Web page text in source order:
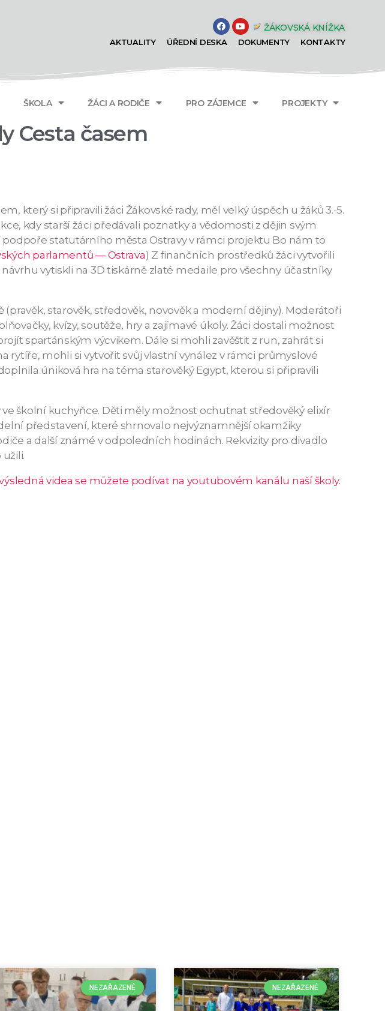
ŽÁKOVSKÁ KNÍŽKA
AKTUALITY ÚŘEDNÍ DESKA DOKUMENTY KONTAKTY
ŠKOLA ŽÁCI A RODIČE PRO ZÁJEMCE PROJEKTY
Cesta časem
který si připravili žáci Žákovské rady, měl velký úspěch u žáků 3.-5.
kdy starší žáci předávali poznatky a vědomosti z dějin svým
statutárního města Ostravy v rámci projektu Bo nám to
parlamentů — Ostrava) Z finančních prostředků žáci vytvořili
vytiskli na 3D tiskárně zlaté medaile pro všechny účastníky
starověk, středověk, novověk a moderní dějiny). Moderátoři
kvízy, soutěže, hry a zajímavé úkoly. Žáci dostali možnost
spartánským výcvikem. Dále si mohli zavěštit z run, zahrát si
rytíře, mohli si vytvořit svůj vlastní vynález v rámci průmyslové
úniková hra na téma starověký Egypt, kterou si připravili
školní kuchyňce. Děti měly možnost ochutnat středověký elixír
představení, které shrnovalo nejvýznamnější okamžiky
a další známé v odpoledních hodinách. Rekvizity pro divadlo
videa se můžete podívat na youtubovém kanálu naší školy.
NEZAŘAZENÉ NEZAŘAZENÉ